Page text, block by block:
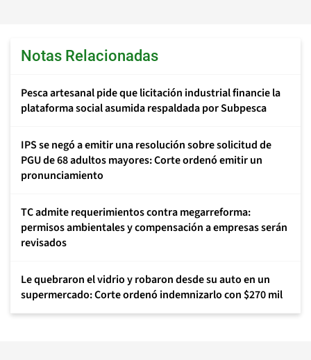
Notas Relacionadas
Pesca artesanal pide que licitación industrial financie la
plataforma social asumida respaldada por Subpesca
IPS se negó a emitir una resolución sobre solicitud de
PGU de 68 adultos mayores: Corte ordenó emitir un
pronunciamiento
TC admite requerimientos contra megarreforma:
permisos ambientales y compensación a empresas serán
revisados
Le quebraron el vidrio y robaron desde su auto en un
supermercado: Corte ordenó indemnizarlo con $270 mil